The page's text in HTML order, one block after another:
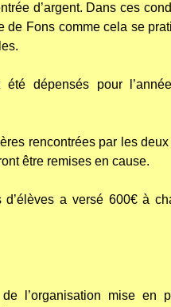
d’argent. Dans ces
de Fons comme cela se
dépensés pour
rencontrées par les
être remises en cause.
d’élèves a versé 600€ à
l’organisation mise en